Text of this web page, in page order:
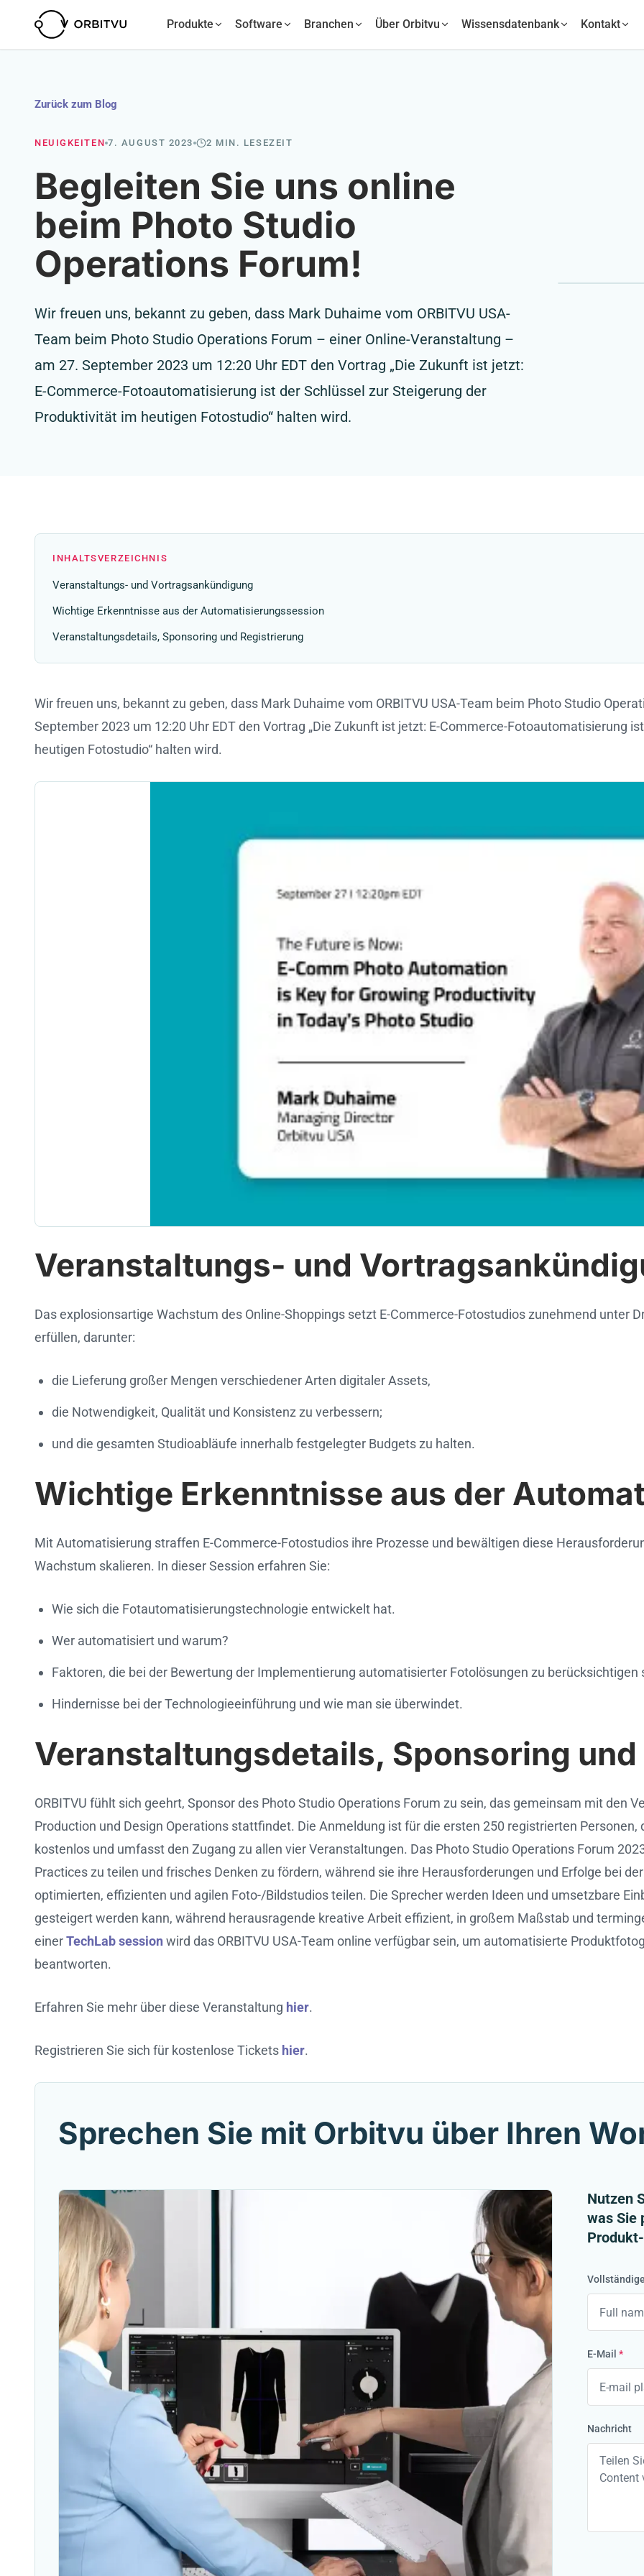
Produkte Software Branchen Über Orbitvu Wissensdatenbank Kontakt
Zurück zum Blog
NEUIGKEITEN 7. AUGUST 2023 2 MIN. LESEZEIT
Begleiten Sie uns online
beim Photo Studio
Operations Forum!
Wir freuen uns, bekannt zu geben, dass Mark Duhaime vom ORBITVU USA-
Team beim Photo Studio Operations Forum – einer Online-Veranstaltung –
am 27. September 2023 um 12:20 Uhr EDT den Vortrag „Die Zukunft ist jetzt:
E-Commerce-Fotoautomatisierung ist der Schlüssel zur Steigerung der
Produktivität im heutigen Fotostudio“ halten wird.
INHALTSVERZEICHNIS
Veranstaltungs- und Vortragsankündigung
Wichtige Erkenntnisse aus der Automatisierungssession
Veranstaltungsdetails, Sponsoring und Registrierung
Wir freuen uns, bekannt zu geben, dass Mark Duhaime vom ORBITVU USA-Team beim Photo Studio
September 2023 um 12:20 Uhr EDT den Vortrag „Die Zukunft ist jetzt: E-Commerce-Fotoautomatisierung
heutigen Fotostudio“ halten wird.
Veranstaltungs- und
Das explosionsartige Wachstum des Online-Shoppings setzt E-Commerce-Fotostudios zunehmend unter
erfüllen, darunter:
die Lieferung großer Mengen verschiedener Arten digitaler Assets,
die Notwendigkeit, Qualität und Konsistenz zu verbessern;
und die gesamten Studioabläufe innerhalb festgelegter Budgets zu halten.
Wichtige Erkenntnisse aus der
Mit Automatisierung straffen E-Commerce-Fotostudios ihre Prozesse und bewältigen diese
Wachstum skalieren. In dieser Session erfahren Sie:
Wie sich die Fotautomatisierungstechnologie entwickelt hat.
Wer automatisiert und warum?
Faktoren, die bei der Bewertung der Implementierung automatisierter Fotolösungen zu berücksichtigen
Hindernisse bei der Technologieeinführung und wie man sie überwindet.
Veranstaltungsdetails, Sponsoring
ORBITVU fühlt sich geehrt, Sponsor des Photo Studio Operations Forum zu sein, das gemeinsam mit den
Production und Design Operations stattfindet. Die Anmeldung ist für die ersten 250 registrierten
kostenlos und umfasst den Zugang zu allen vier Veranstaltungen. Das Photo Studio Operations Forum
Practices zu teilen und frisches Denken zu fördern, während sie ihre Herausforderungen und Erfolge bei
optimierten, effizienten und agilen Foto-/Bildstudios teilen. Die Sprecher werden Ideen und umsetzbare
gesteigert werden kann, während herausragende kreative Arbeit effizient, in großem Maßstab und
einerTechLab sessionwird das ORBITVU USA-Team online verfügbar sein, um automatisierte
beantworten.
Erfahren Sie mehr über diese Veranstaltung hier.
Registrieren Sie sich für kostenlose Tickets hier.
Sprechen Sie mit Orbitvu über Ihren
Nutzen
was Sie
E-Mail *
Nachricht